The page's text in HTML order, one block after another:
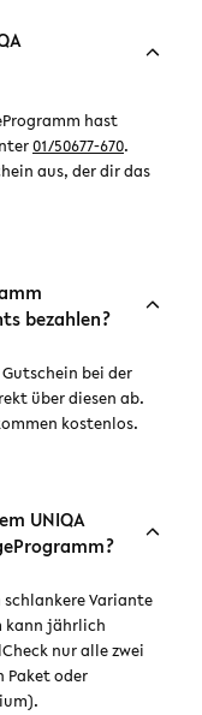
hast
01/50677-670.
aus, der dir das
bezahlen?
bei der
über diesen ab.
kostenlos.
UNIQA
Variante
kann jährlich
nur alle zwei
Paket oder